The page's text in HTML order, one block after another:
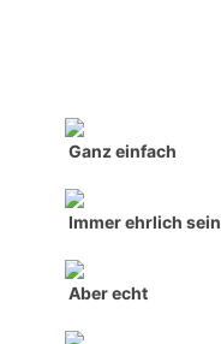
Ganz einfach
Immer ehrlich sein
Aber echt